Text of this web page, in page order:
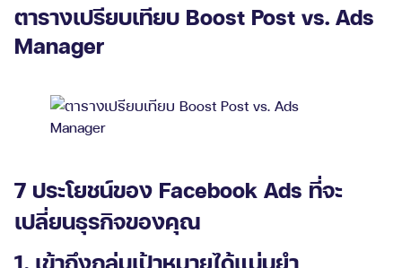
ตารางเปรียบเทียบ Boost Post vs. Ads
Manager
7 ประโยชน์ของ Facebook Ads ที่จะ
เปลี่ยนธุรกิจของคุณ